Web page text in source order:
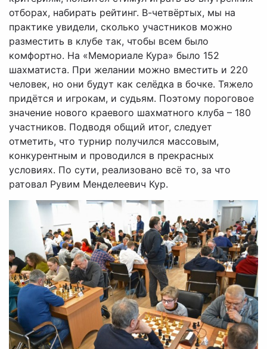
отборах, набирать рейтинг. В-четвёртых, мы на
практике увидели, сколько участников можно
разместить в клубе так, чтобы всем было
комфортно. На «Мемориале Кура» было 152
шахматиста. При желании можно вместить и 220
человек, но они будут как селёдка в бочке. Тяжело
придётся и игрокам, и судьям. Поэтому пороговое
значение нового краевого шахматного клуба – 180
участников. Подводя общий итог, следует
отметить, что турнир получился массовым,
конкурентным и проводился в прекрасных
условиях. По сути, реализовано всё то, за что
ратовал Рувим Менделеевич Кур.